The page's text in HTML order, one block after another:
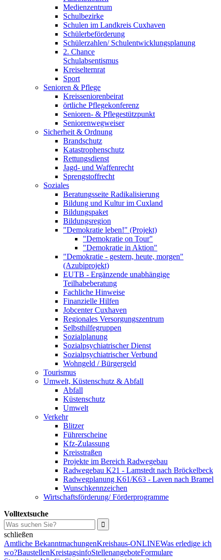
Medienzentrum
Schulbezirke
Schulen im Landkreis Cuxhaven
Schülerbeförderung
Schülerzahlen/ Schulentwicklungsplanung
2. Chance
Schulabsentismus
Kreiselternrat
Sport
Senioren & Pflege
Kreisseniorenbeirat
örtliche Pflegekonferenz
Senioren- & Pflegestützpunkt
Seniorenwegweiser
Sicherheit & Ordnung
Brandschutz
Katastrophenschutz
Rettungsdienst
Jagd- und Waffenrecht
Sprengstoffrecht
Soziales
Beratungsseite Radikalisierung
Bildung und Kultur im Cuxland
Bildungspaket
Bildungsregion
"Demokratie leben!" (Projekt)
"Demokratie on Tour"
"Demokratie in Aktion"
"Demokratie - gestern, heute, morgen"
(Azubiprojekt)
EUTB - Ergänzende unabhängige
Teilhabeberatung
Fachliche Hinweise
Finanzielle Hilfen
Jobcenter Cuxhaven
Regionales Versorgungszentrum
Selbsthilfegruppen
Sozialplanung
Sozialpsychiatrischer Dienst
Sozialpsychiatrischer Verbund
Wohngeld / Bürgergeld
Tourismus
Umwelt, Küstenschutz & Abfall
Abfall
Küstenschutz
Umwelt
Verkehr
Blitzer
Führerscheine
Kfz-Zulassung
Kreisstraßen
Projekte im Bereich Radwegebau
Radwegebau K21 - Lamstedt nach Bröckelbeck
Radwegplanung K61/K63 - Laven nach Bramel
Wunschkennzeichen
Wirtschaftsförderung/ Förderprogramme
Volltextsuche
schließen
Amtliche BekanntmachungenKreishaus-ONLINEWas erledige ich
wo?BaustellenKreistagsinfoStellenangeboteFormulare